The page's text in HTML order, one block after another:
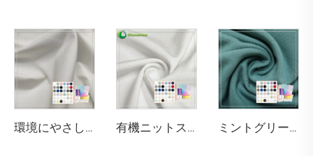
環境にやさしいバンブー・ソロナ・シーセル・スパンデックス シングルジャージ生地 抗菌 吸湿性 通気性 アパレル用 有機ニットストレッチ素材 高級感のある質感 45%バンブー 20%シーセル 29%ソロナ 6%スパンデックス 環境にやさしい生地 2023年版（アクティブウェア・Tシャツ用） ミントグリーン 220GSM バンブー・オーガニックコットン・スパンデックス ジャージ生地（アパレル・スポーツウェア用、抗菌・環境にやさしい仕様）